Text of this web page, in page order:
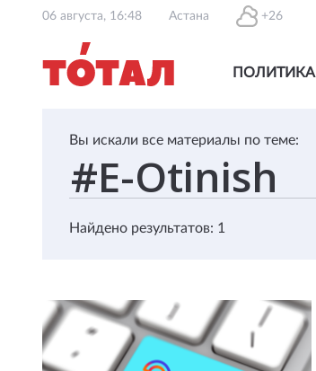
06 августа, 16:48 Астана +26
ПОЛИТИКА
Вы искали все материалы по теме:
Найдено результатов: 1